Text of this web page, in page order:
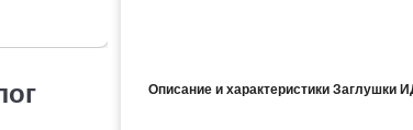
Описание и характеристики